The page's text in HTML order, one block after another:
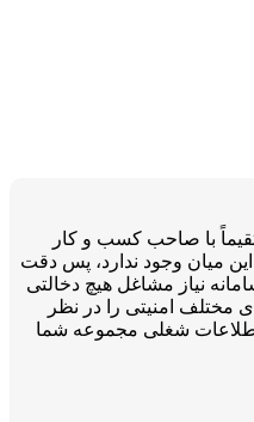
با صاحب کسب و کار
میان وجود ندارد، پس دقت
نیاز مشاغل هیچ دخالتی
مختلف امنیتی را در نظر
اطلاعات شغلی مجموعه شما